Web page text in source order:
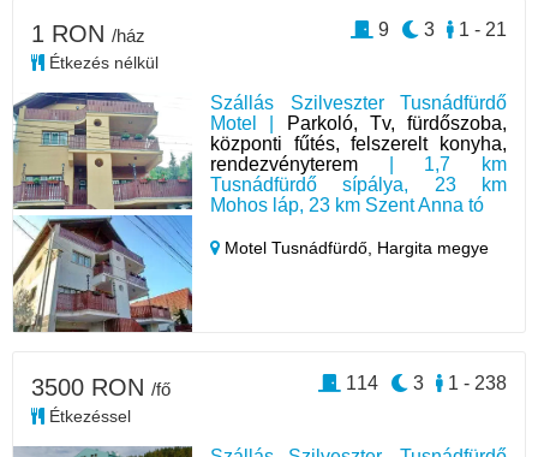
Szállás Szilveszter Tusnádfürdő
Motel |
Parkoló, Tv, fürdőszoba,
központi fűtés, felszerelt konyha,
rendezvényterem | 1,7 km
Tusnádfürdő sípálya, 23 km
Mohos láp, 23 km Szent Anna tó
Motel Tusnádfürdő, Hargita megye
1 RON /ház
Étkezés nélkül
1 - 21
3
9
3500 RON /fő
Étkezéssel
1 - 238
3
114